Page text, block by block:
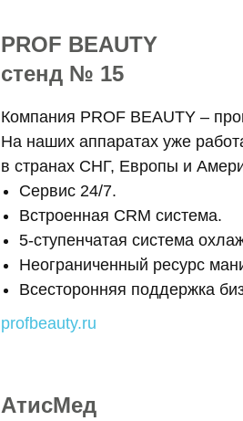
PROF BEAUTY
стенд № 15
Компания PROF BEAUTY –
На наших аппаратах уже
в странах СНГ, Европы и
Сервис 24/7.
Встроенная CRM система.
5-ступенчатая система
Неограниченный ресурс
Всесторонняя поддержка
profbeauty.ru
АтисМед